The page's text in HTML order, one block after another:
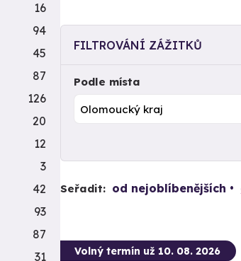
FILTROVÁNÍ ZÁŽITKŮ
Podle místa
Seřadit: od nejoblíbenějších
Volný termín už 10. 08. 2026
16
94
45
87
126
20
12
3
42
93
87
31